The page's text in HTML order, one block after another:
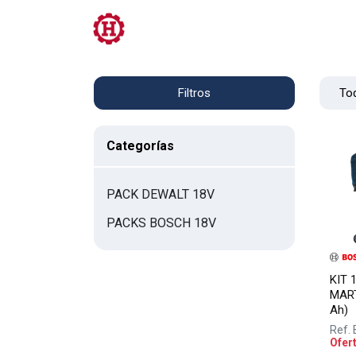
Filtros
Categorías
PACK DEWALT 18V
PACKS BOSCH 18V
KIT
Ah)
Ref.